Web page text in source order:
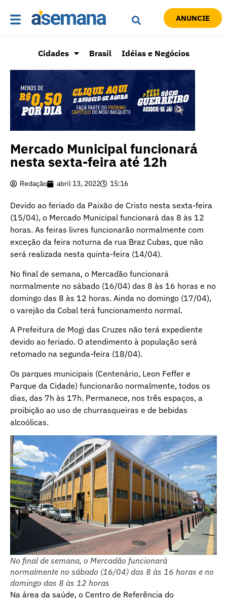
ANUNCIE
Cidades Brasil Idéias e Negócios
Mercado Municipal funcionará
nesta sexta-feira até 12h
Redação abril 13, 2022 15:16
Devido ao feriado da Paixão de Cristo nesta sexta-feira
(15/04), o Mercado Municipal funcionará das 8 às 12
horas. As feiras livres funcionarão normalmente com
exceção da feira noturna da rua Braz Cubas, que não
será realizada nesta quinta-feira (14/04).
No final de semana, o Mercadão funcionará
normalmente no sábado (16/04) das 8 às 16 horas e no
domingo das 8 às 12 horas. Ainda no domingo (17/04),
o varejão da Cobal terá funcionamento normal.
A Prefeitura de Mogi das Cruzes não terá expediente
devido ao feriado. O atendimento à população será
retomado na segunda-feira (18/04).
Os parques municipais (Centenário, Leon Feffer e
Parque da Cidade) funcionarão normalmente, todos os
dias, das 7h às 17h. Permanece, nos três espaços, a
proibição ao uso de churrasqueiras e de bebidas
alcoólicas.
No final de semana, o Mercadão funcionará
normalmente no sábado (16/04) das 8 às 16 horas e no
domingo das 8 às 12 horas
Na área da saúde, o Centro de Referência do